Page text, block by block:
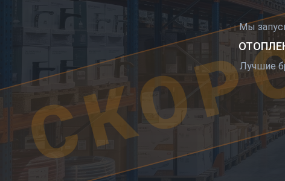
Мы
Лучшие